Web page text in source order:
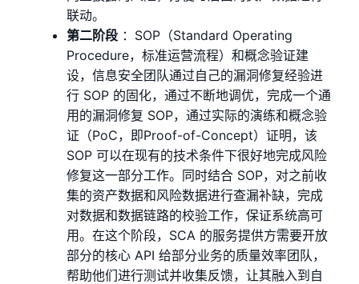
联动。
第二阶段 ：SOP（Standard Operating
Procedure，标准运营流程）和概念验证建
设，信息安全团队通过自己的漏洞修复经验进
行 SOP 的固化，通过不断地调优，完成一个通
用的漏洞修复 SOP，通过实际的演练和概念验
证（PoC，即Proof-of-Concept）证明，该
SOP 可以在现有的技术条件下很好地完成⻛险
修复这一部分工作。同时结合 SOP，对之前收
集的资产数据和⻛险数据进行查漏补缺，完成
对数据和数据链路的校验工作，保证系统高可
用。在这个阶段，SCA 的服务提供方需要开放
部分的核心 API 给部分业务的质量效率团队，
帮助他们进行测试并收集反馈，让其融入到自